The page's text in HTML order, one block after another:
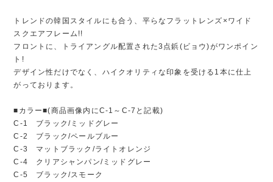
トレンドの韓国スタイルにも合う、平らなフラットレンズ×ワイド
スクエアフレーム!!
フロントに、トライアングル配置された3点鋲(ビョウ)がワンポイン
ト!
デザイン性だけでなく、ハイクオリティな印象を受ける1本に仕上
がっております。
■カラー■(商品画像内にC-1～C-7と記載)
C-1 ブラック/ミッドグレー
C-2 ブラック/ペールブルー
C-3 マットブラック/ライトオレンジ
C-4 クリアシャンパン/ミッドグレー
C-5 ブラック/スモーク